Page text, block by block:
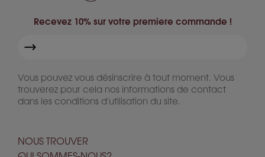
Recevez 10% sur votre premiere commande !
Vous pouvez vous désinscrire à tout moment. Vous
trouverez pour cela nos informations de contact
dans les conditions d'utilisation du site.
NOUS TROUVER